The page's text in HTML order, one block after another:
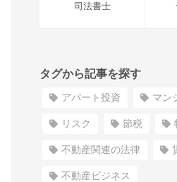
司法書士
タグから記事を探す
アパート投資 マン
リスク 節税
不動産関連の法律
不動産ビジネス